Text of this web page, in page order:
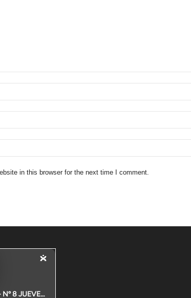
in this browser for the next time I comment.